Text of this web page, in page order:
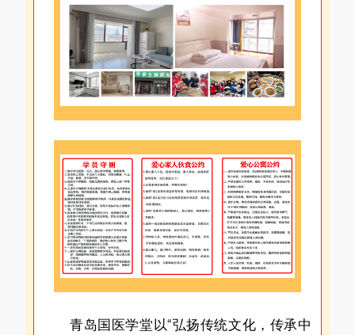
青岛国医学堂以“弘扬传统文化，传承中